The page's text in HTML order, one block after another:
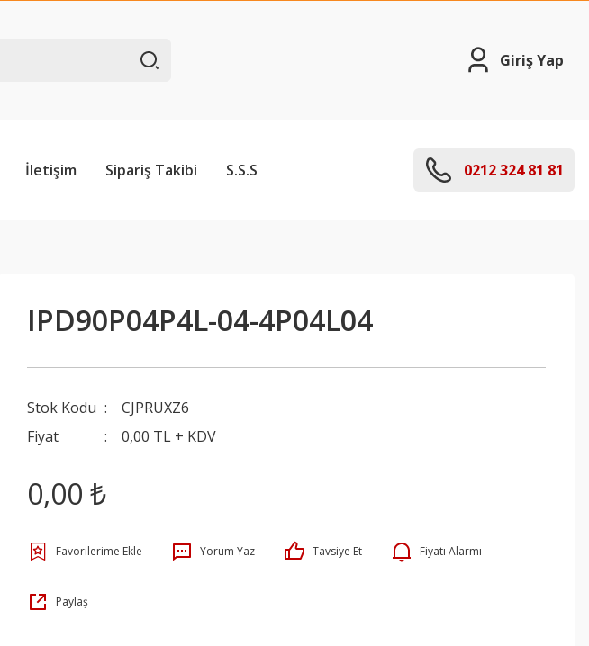
Giriş Yap
İletişim Sipariş Takibi S.S.S 0212 324 81 81
IPD90P04P4L-04-4P04L04
Stok Kodu
CJPRUXZ6
Fiyat
0,00 TL + KDV
0,00 ₺
Yorum Yaz Tavsiye Et Fiyatı Alarmı
Paylaş